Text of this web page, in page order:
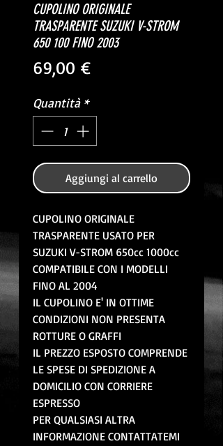
CUPOLINO ORIGINALE
TRASPARENTE SUZUKI V-STROM
650 100 FINO 2003
69,00 €Prezzo
Quantità *
Aggiungi al carrello
CUPOLINO ORIGINALE
TRASPARENTE USATO PER
SUZUKI V-STROM 650cc 1000cc
COMPATIBILE CON I MODELLI
FINO AL 2004
IL CUPOLINO E' IN OTTIME
CONDIZIONI NON PRESENTA
ROTTURE O GRAFFI
IL PREZZO ESPOSTO COMPRENDE
LE SPESE DI SPEDIZIONE A
DOMICILIO CON CORRIERE
ESPRESSO
PER QUALSIASI ALTRA
INFORMAZIONE CONTATTATEMI